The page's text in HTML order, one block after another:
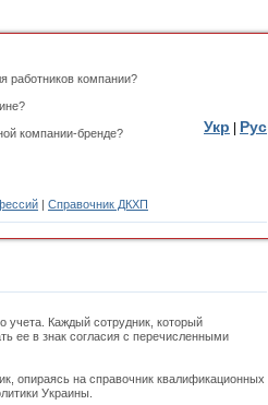
работников компании?
компании-бренде?
| Справочник ДКХП
Укр Рус
учета. Каждый сотрудник, который
ее в знак согласия с перечисленными
опираясь на справочник квалификационных
Украины.